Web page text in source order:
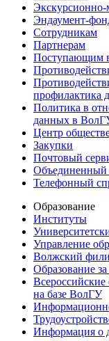
Эндаумент-
Сотрудникам
Партнерам
Поступающим
профилактика
Политика в
данных в
Центр
Закупки
Почтовый
Объединенный
Телефонный
Образование
Институты
Управление
Волжский
Образование
на базе ВолГУ
Информация о